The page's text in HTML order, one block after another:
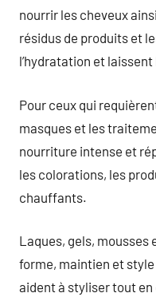
nourrir les cheveux
résidus de produits et
l’hydratation et
Pour ceux qui
masques et les
nourriture intense et
les colorations, les
chauffants.
Laques, gels, mousses
forme, maintien et
aident à styliser tout